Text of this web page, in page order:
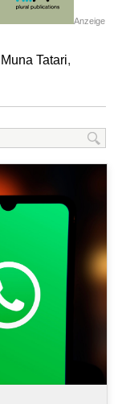
Anzeige
Muna Tatari,